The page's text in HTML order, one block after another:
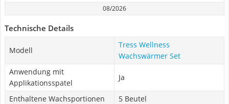
08/2026
Technische Details
Modell
Tress Wellness
Wachswärmer Set
Anwendung mit
Applikationsspatel
Ja
Enthaltene Wachsportionen 5 Beutel